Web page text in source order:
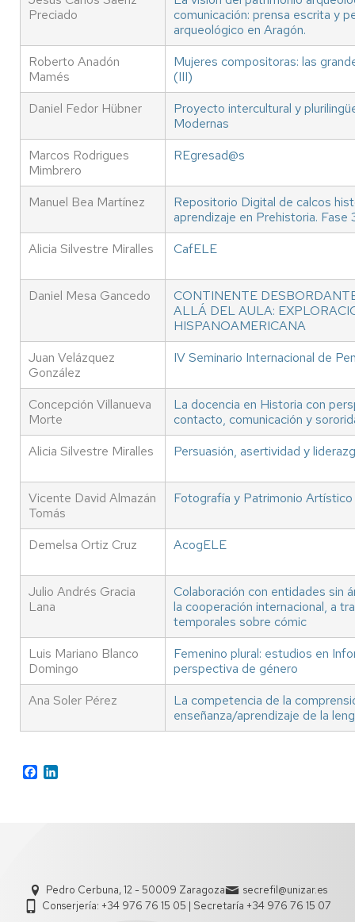
Preciado
comunicación: prensa escrita y
arqueológico en Aragón.
Roberto Anadón
Mamés
Mujeres compositoras: las
(III)
Daniel Fedor Hübner
Proyecto intercultural y
Modernas
Marcos Rodrigues
Mimbrero
REgresad@s
Manuel Bea Martínez
Repositorio Digital de calcos
aprendizaje en Prehistoria. Fase
Alicia Silvestre Miralles
CafELE
Daniel Mesa Gancedo
CONTINENTE
ALLÁ DEL AULA:
HISPANOAMERICANA
Juan Velázquez
González
IV Seminario Internacional de
Concepción Villanueva
Morte
La docencia en Historia con
contacto, comunicación y
Alicia Silvestre Miralles
Persuasión, asertividad y
Vicente David Almazán
Tomás
Fotografía y Patrimonio Artístico
Demelsa Ortiz Cruz AcogELE
Julio Andrés Gracia
Lana
Colaboración con entidades sin
la cooperación internacional, a
temporales sobre cómic
Luis Mariano Blanco
Domingo
Femenino plural: estudios en
perspectiva de género
Ana Soler Pérez
La competencia de la
enseñanza/aprendizaje de la
Facebook
Pedro Cerbuna, 12 - 50009 Zaragoza
secrefil@unizar.es
Conserjería: +34 976 76 15 05 | Secretaría +34 976 76 15 07